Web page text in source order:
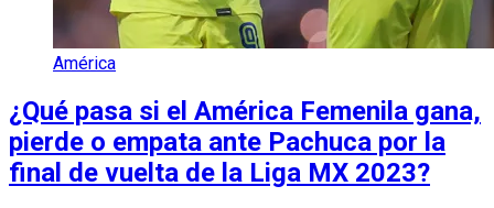
América
¿Qué pasa si el América Femenila gana,
pierde o empata ante Pachuca por la
final de vuelta de la Liga MX 2023?